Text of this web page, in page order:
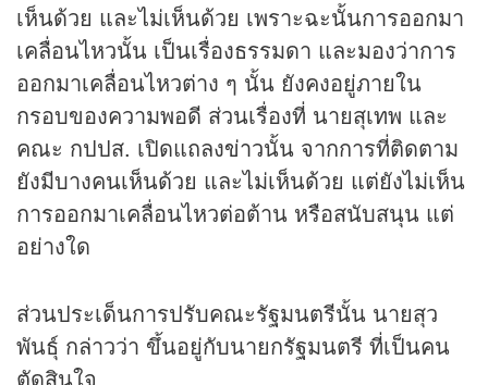
เห็นด้วย และไม่เห็นด้วย เพราะฉะนั้นการออกมา
เคลื่อนไหวนั้น เป็นเรื่องธรรมดา และมองว่าการ
ออกมาเคลื่อนไหวต่าง ๆ นั้น ยังคงอยู่ภายใน
กรอบของความพอดี ส่วนเรื่องที่ นายสุเทพ และ
คณะ กปปส. เปิดแถลงข่าวนั้น จากการที่ติดตาม
ยังมีบางคนเห็นด้วย และไม่เห็นด้วย แต่ยังไม่เห็น
การออกมาเคลื่อนไหวต่อต้าน หรือสนับสนุน แต่
อย่างใด
ส่วนประเด็นการปรับคณะรัฐมนตรีนั้น นายสุว
พันธุ์ กล่าวว่า ขึ้นอยู่กับนายกรัฐมนตรี ที่เป็นคน
ตัดสินใจ